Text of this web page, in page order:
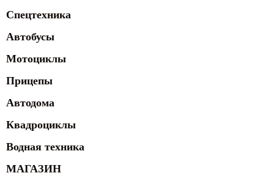
Спецтехника
Автобусы
Мотоциклы
Прицепы
Автодома
Квадроциклы
Водная техника
МАГАЗИН